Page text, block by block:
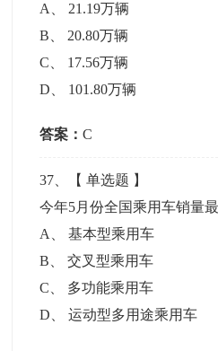
A
21.19万辆
B
20.80万辆
C
17.56万辆
D
101.80万辆
答案：C
37 、【单选题 】
今年5月份全国乘用车销量
A
、基本型乘用车
B 、交叉型乘用车
C
多功能乘用车
D 、运动型多用途乘用车